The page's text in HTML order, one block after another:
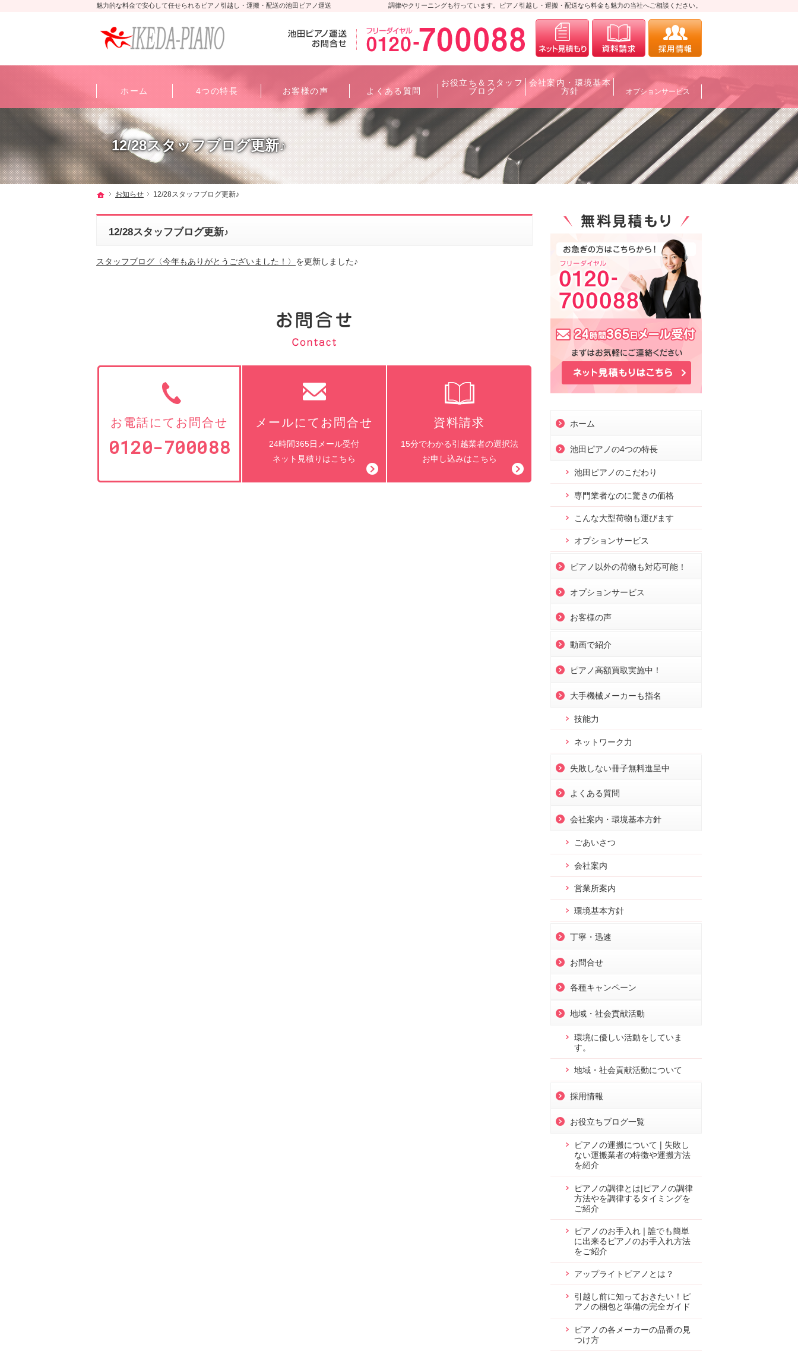
12/28スタッフブログ更新♪
調律やクリーニングも行っています。ピアノ引越し・運搬・配送なら料金も魅力の当社へご相談ください。
魅力的な料金で安心して任せられるピアノ引越し・運搬・配送の池田ピアノ運送
ホーム
お知らせ 12/28スタッフブログ更新♪
12/28スタッフブログ更新♪
スタッフブログ〈今年もありがとうございました！〉 を更新しました♪
お問合せ
お電話にてお問合せ
0120-700088
メールにてお問合せ
24時間365日メール受付
ネット見積りはこちら
資料請求
15分でわかる引越業者の選択法
お申し込みはこちら
ホーム
池田ピアノの4つの特長
池田ピアノのこだわり
専門業者なのに驚きの価格
こんな大型荷物も運びます
オプションサービス
ピアノ以外の荷物も対応可能！
オプションサービス
お客様の声
動画で紹介
ピアノ高額買取実施中！
大手機械メーカーも指名
技能力
ネットワーク力
失敗しない冊子無料進呈中
よくある質問
会社案内・環境基本方針
ごあいさつ
会社案内
営業所案内
環境基本方針
丁寧・迅速
お問合せ
各種キャンペーン
地域・社会貢献活動
環境に優しい活動をしていま
す。
地域・社会貢献活動について
採用情報
お役立ちブログ一覧
ピアノの運搬について❘失敗し
ない運搬業者の特徴や運搬方法
を紹介
ピアノの調律とは|ピアノの調律
方法やを調律するタイミングを
ご紹介
ピアノのお手入れ❘誰でも簡単
に出来るピアノのお手入れ方法
をご紹介
アップライトピアノとは？
引越し前に知っておきたい！ピ
アノの梱包と準備の完全ガイド
ピアノの各メーカーの品番の見
つけ方
0120-700088メールにてお問合せ
ホーム 4つの特長 お客様の声 よくある質問
お役立ち＆スタッフ
ブログ
会社案内・環境基本
方針
オプションサービス